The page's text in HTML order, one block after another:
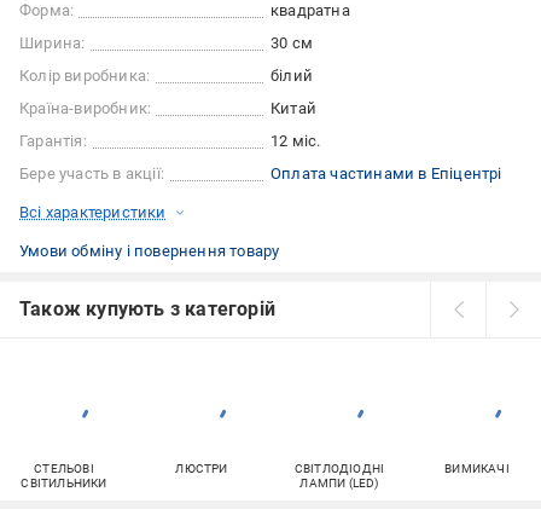
Форма:
квадратна
Ширина:
30 см
Колір виробника:
білий
Країна-виробник:
Китай
Гарантія:
12 міс.
Бере участь в акції:
Оплата частинами в Епіцентрі
Всі характеристики
Умови обміну і повернення товару
Також купують з категорій
СТЕЛЬОВІ
СВІТИЛЬНИКИ
ЛЮСТРИ
СВІТЛОДІОДНІ
ЛАМПИ (LED)
ВИМИКАЧІ